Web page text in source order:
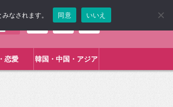
恋愛 韓国・中国・アジア
なされます。 同意 いいえ